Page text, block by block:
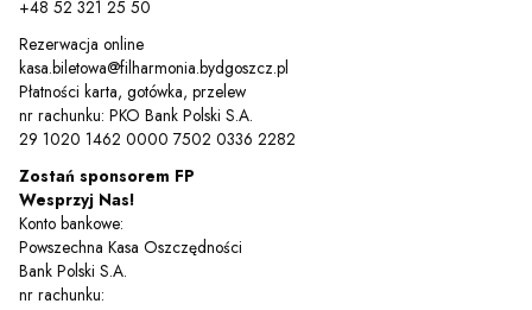
+48 52 321 25 50
Rezerwacja online
kasa.biletowa@filharmonia.bydgoszcz.pl
Płatności karta, gotówka, przelew
nr rachunku: PKO Bank Polski S.A.
29 1020 1462 0000 7502 0336 2282
Zostań sponsorem FP
Wesprzyj Nas!
Konto bankowe:
Powszechna Kasa Oszczędności
Bank Polski S.A.
nr rachunku: